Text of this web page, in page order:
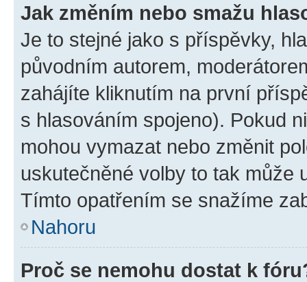
Jak změním nebo smažu
Je to stejné jako s příspěvky,
původním autorem,
zahájíte kliknutím na první
s hlasováním spojeno). Pokud
mohou vymazat nebo změnit
uskutečněné volby to tak může
Tímto opatřením se snažíme
Nahoru
Proč se nemohu dostat k